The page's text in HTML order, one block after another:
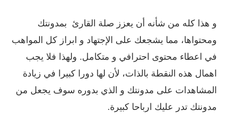
و هذا كله من شأنه أن يعزز صلة القارئ بمدونتك
ومحتواها، مما يشجعك على الإجتهاد و ابراز كل المواهب
في اعطاء محتوى احترافي و متكامل. ولهذا فلا يجب
اهمال هذه النقطة بالذات، لأن لها دورا كبيرا في زيادة
المشاهدات على مدونتك و الذي بدوره سوف يجعل من
مدونتك تدر عليك ارباحا كبيرة.